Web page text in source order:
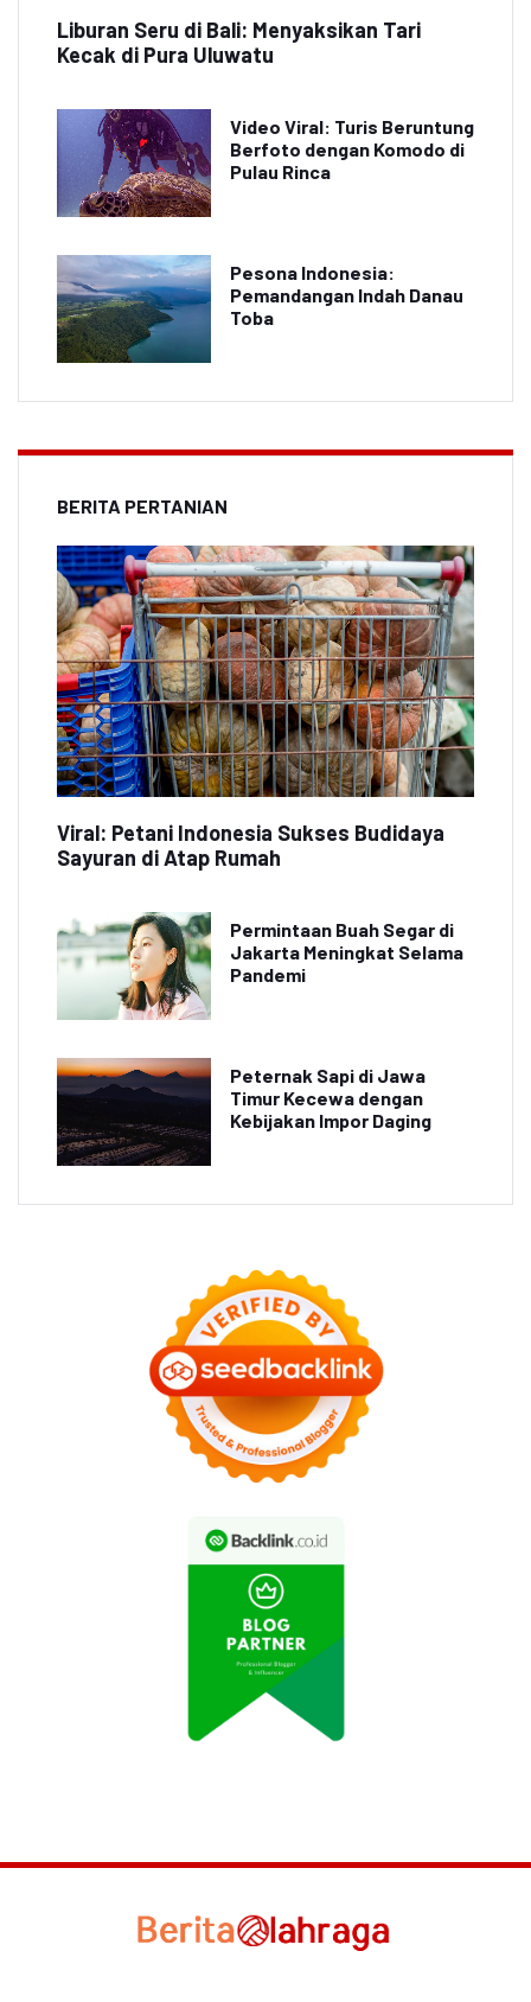
Liburan Seru di Bali: Menyaksikan Tari
Kecak di Pura Uluwatu
Video Viral: Turis Beruntung
Berfoto dengan Komodo di
Pulau Rinca
Pesona Indonesia:
Pemandangan Indah Danau
Toba
BERITA PERTANIAN
Viral: Petani Indonesia Sukses Budidaya
Sayuran di Atap Rumah
Permintaan Buah Segar di
Jakarta Meningkat Selama
Pandemi
Peternak Sapi di Jawa
Timur Kecewa dengan
Kebijakan Impor Daging